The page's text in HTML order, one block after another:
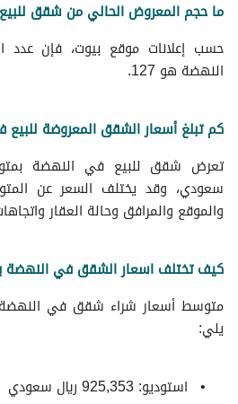
شقق للايجار في حي النهضة
ما حجم المعروض الحالي من شقق
حسب إعلانات موقع بيوت، فإن عدد
النهضة هو 127.
كم تبلغ أسعار الشقق المعروضة
سعودي، وقد يختلف السعر عن
والموقع والمرافق وحالة العقار
كيف تختلف اسعار الشقق في النهضة
متوسط ​​أسعار شراء شقق في النهضة
يلي:
استوديو: 925,353 ريال سعودي